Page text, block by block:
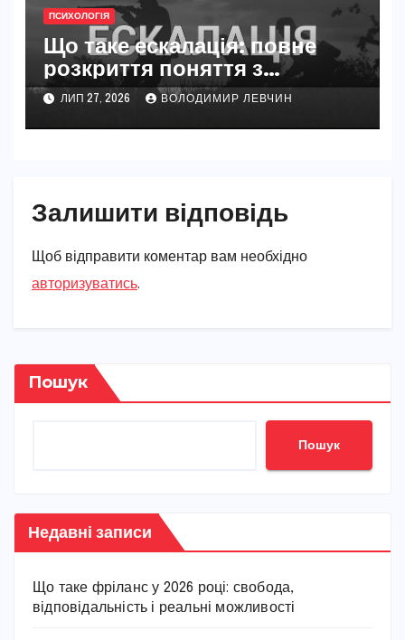
ПСИХОЛОГІЯ
Що таке ескалація: повне
розкриття поняття з
прикладами
ЛИП 27, 2026 ВОЛОДИМИР ЛЕВЧИН
Залишити відповідь
Щоб відправити коментар вам необхідно
авторизуватись.
Пошук
Пошук
Недавні записи
Що таке фріланс у 2026 році: свобода,
відповідальність і реальні можливості